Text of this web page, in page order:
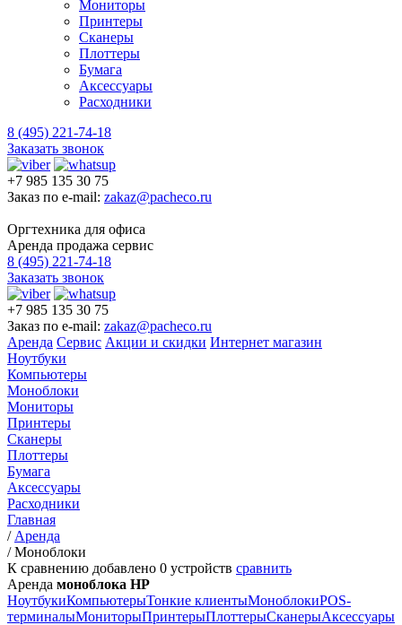
Мониторы
Принтеры
Сканеры
Плоттеры
Бумага
Аксессуары
Расходники
8 (495) 221-74-18
Заказать звонок
+7 985 135 30 75
Заказ по e-mail: zakaz@pacheco.ru
Оргтехника для офиса
Аренда продажа сервис
8 (495) 221-74-18
Заказать звонок
+7 985 135 30 75
Заказ по e-mail: zakaz@pacheco.ru
Аренда Сервис Акции и скидки Интернет магазин
Ноутбуки
Компьютеры
Моноблоки
Мониторы
Принтеры
Сканеры
Плоттеры
Бумага
Аксессуары
Расходники
Главная
/ Аренда
/Моноблоки
К сравнению добавлено 0 устройств сравнить
Аренда моноблока HP
НоутбукиКомпьютерыТонкие клиентыМоноблокиPOS-
терминалыМониторыПринтерыПлоттерыСканерыАксессуары